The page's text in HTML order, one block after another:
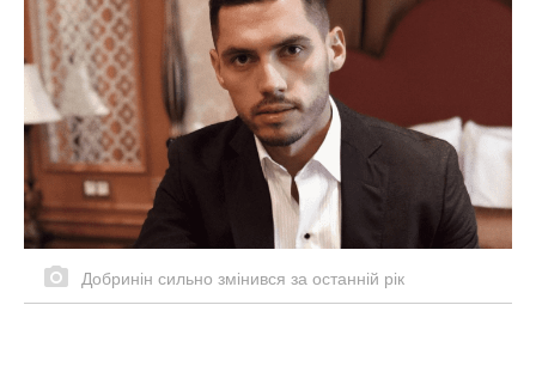
Добринін сильно змінився за останній рік